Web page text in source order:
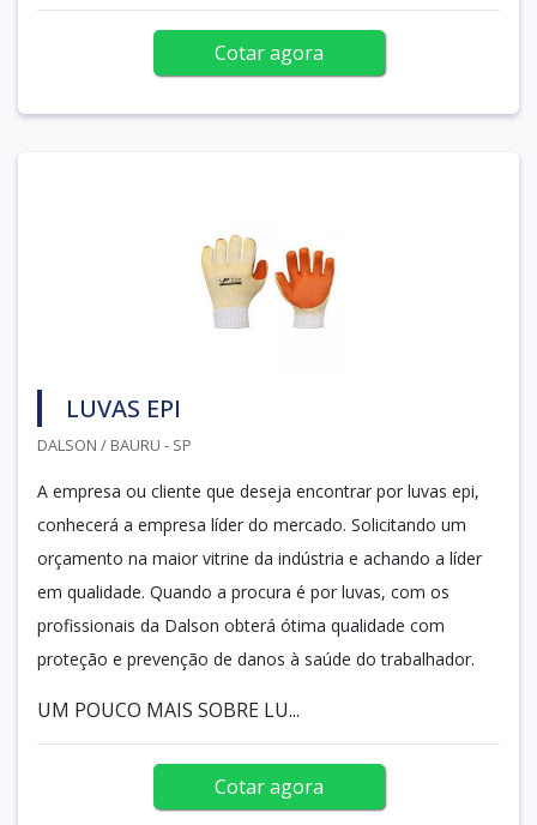
Cotar agora
LUVAS EPI
DALSON / BAURU - SP
A empresa ou cliente que deseja encontrar por luvas epi,
conhecerá a empresa líder do mercado. Solicitando um
orçamento na maior vitrine da indústria e achando a líder
em qualidade. Quando a procura é por luvas, com os
profissionais da Dalson obterá ótima qualidade com
proteção e prevenção de danos à saúde do trabalhador.
UM POUCO MAIS SOBRE LU...
Cotar agora